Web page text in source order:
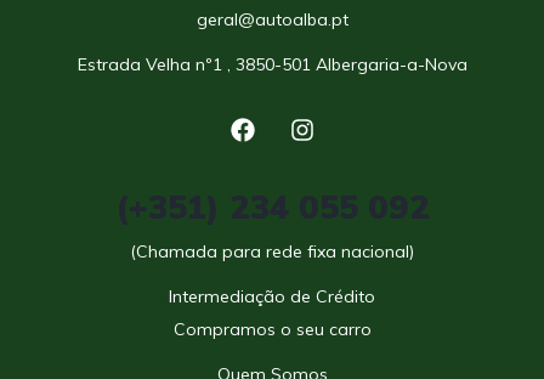
geral@autoalba.pt
Estrada Velha nº1 , 3850-501 Albergaria-a-Nova
(+351) 234 055 092
(Chamada para rede fixa nacional)
Intermediação de Crédito
Compramos o seu carro
Quem Somos